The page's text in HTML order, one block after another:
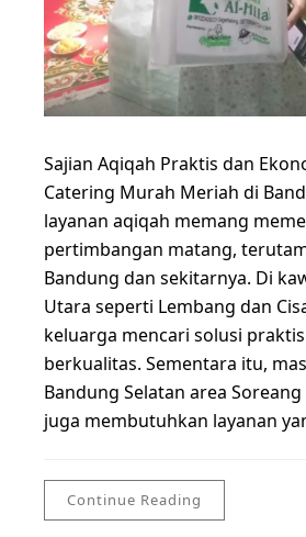
Sajian Aqiqah Praktis dan
Catering Murah Meriah di
layanan aqiqah memang
pertimbangan matang,
Bandung dan sekitarnya. Di
Utara seperti Lembang dan
keluarga mencari solusi
berkualitas. Sementara itu,
Bandung Selatan area
juga membutuhkan layanan
Continue Reading